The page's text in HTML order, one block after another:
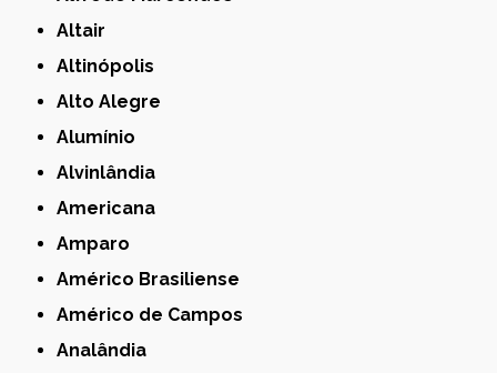
Altair
Altinópolis
Alto Alegre
Alumínio
Alvinlândia
Americana
Amparo
Américo Brasiliense
Américo de Campos
Analândia